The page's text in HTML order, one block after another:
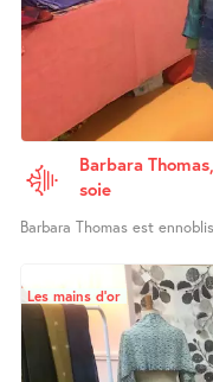
Barbara
soie
Barbara Thomas est
Les mains d’or